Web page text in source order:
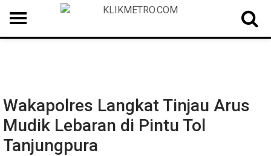
MEDAN DELISERDANG
Wakapolres Langkat Tinjau Arus
Mudik Lebaran di Pintu Tol
Tanjungpura